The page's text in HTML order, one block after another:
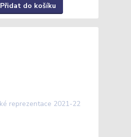
Přidat do košíku